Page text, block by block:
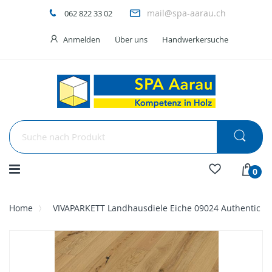
062 822 33 02 mail@spa-aarau.ch
Anmelden Über uns Handwerkersuche
Menü
0
Home VIVAPARKETT Landhausdiele Eiche 09024 Authentic
to
the